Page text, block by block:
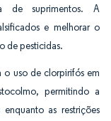
de suprimentos. A
e melhorar o
de pesticidas.
o uso de clorpirifós em
permitindo a
as restrições